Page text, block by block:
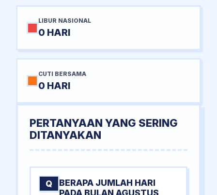
LIBUR NASIONAL
0 HARI
CUTI BERSAMA
0 HARI
PERTANYAAN YANG SERING
DITANYAKAN
Q
BERAPA JUMLAH HARI
PADA BULAN AGUSTUS